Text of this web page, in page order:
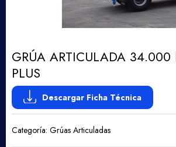
GRÚA ARTICULADA 34.000
PLUS
Descargar Ficha Técnica
Categoría: Grúas Articuladas